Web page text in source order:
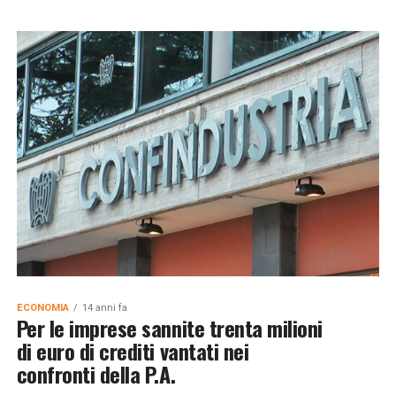
ECONOMIA 14 anni fa
Per le imprese sannite trenta milioni
di euro di crediti vantati nei
confronti della P.A.